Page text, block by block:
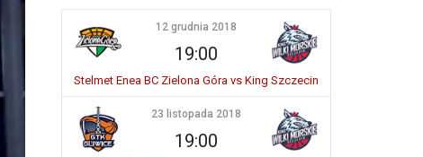
12 grudnia 2018
19:00
Stelmet Enea BC Zielona Góra vs King Szczecin
23 listopada 2018
19:00